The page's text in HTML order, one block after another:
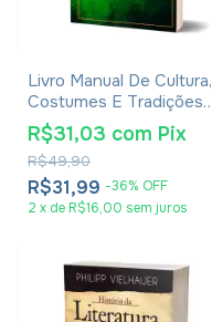
Livro Manual De Cultura,
Costumes E Tradições
Dos Tempos Bíblicos -
Leonardo Andrade
R$31,99 -36% OFF
R$49,90
R$31,03 com Pix
2 x de R$16,00 sem juros